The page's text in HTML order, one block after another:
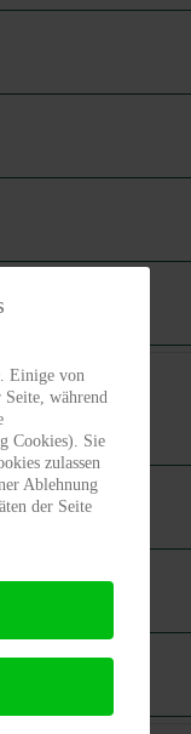
Einige von
während
Cookies). Sie
zulassen
Ablehnung
der Seite